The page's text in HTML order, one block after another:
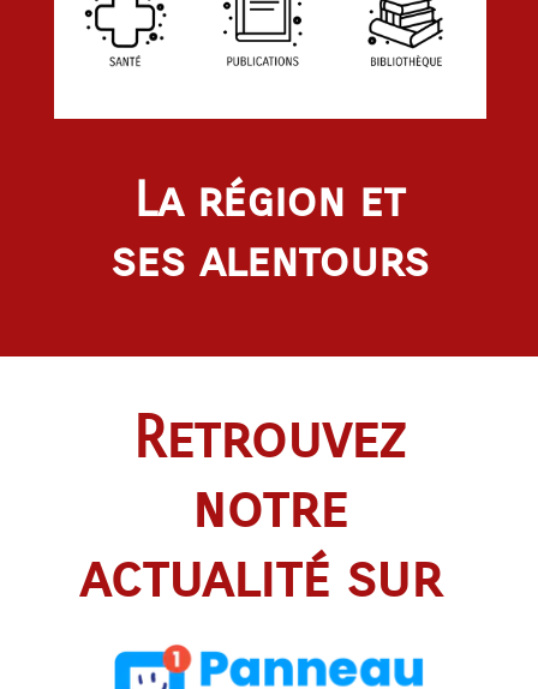
La région et
ses alentours
Retrouvez
notre
actualité sur